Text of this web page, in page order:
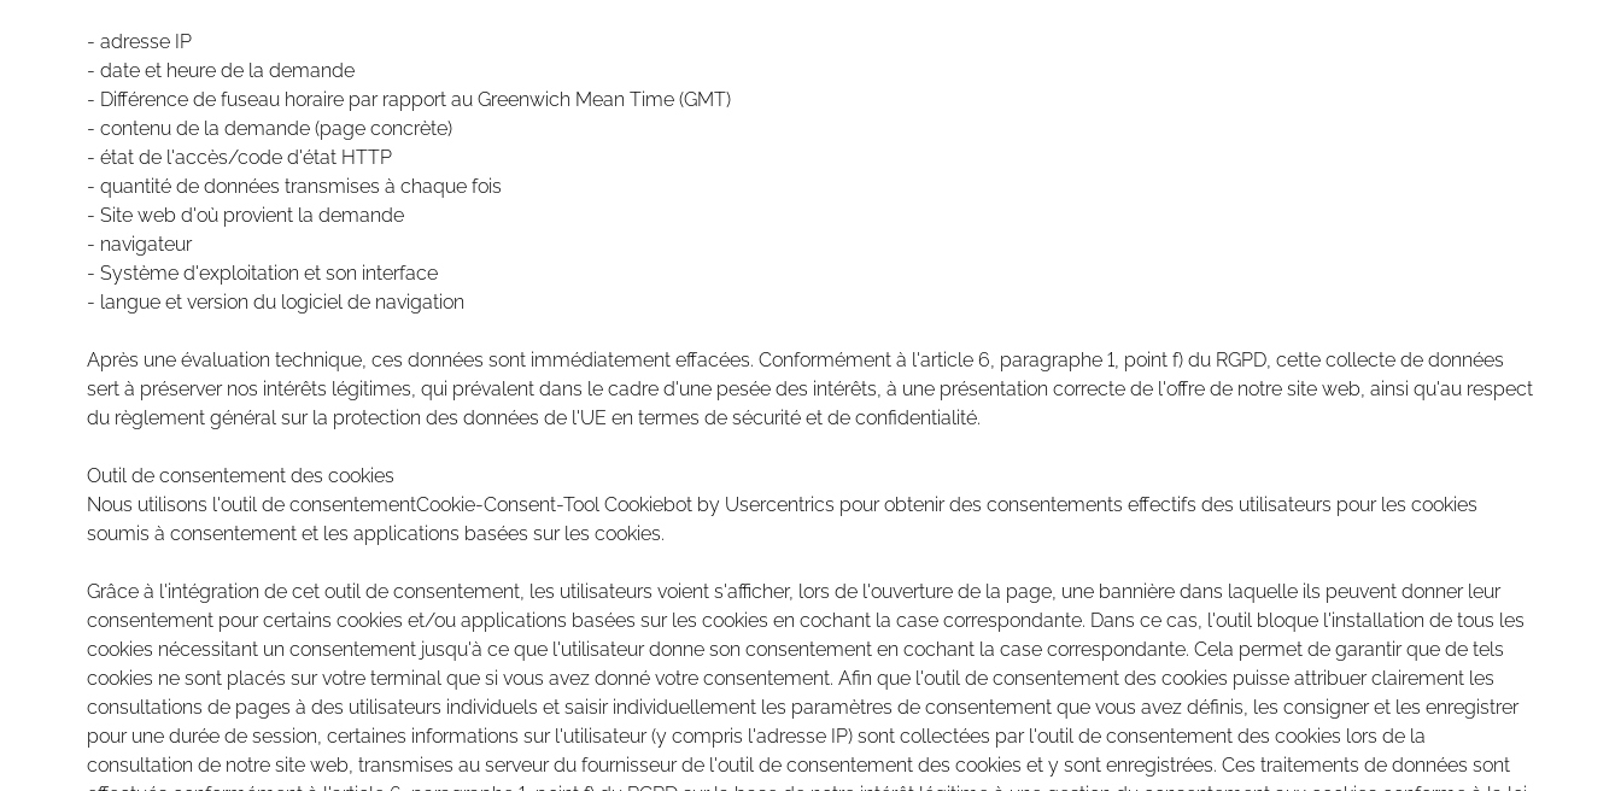
- adresse IP
- date et heure de la demande
- Différence de fuseau horaire par rapport au Greenwich Mean Time (GMT)
- contenu de la demande (page concrète)
- état de l'accès/code d'état HTTP
- quantité de données transmises à chaque fois
- Site web d'où provient la demande
- navigateur
- Système d'exploitation et son interface
- langue et version du logiciel de navigation
Après une évaluation technique, ces données sont immédiatement effacées. Conformément à l'article 6, paragraphe 1, point f) du RGPD, cette collecte de données
sert à préserver nos intérêts légitimes, qui prévalent dans le cadre d'une pesée des intérêts, à une présentation correcte de l'offre de notre site web, ainsi qu'au respect
du règlement général sur la protection des données de l'UE en termes de sécurité et de confidentialité.
Outil de consentement des cookies
Nous utilisons l'outil de consentementCookie-Consent-Tool Cookiebot by Usercentrics pour obtenir des consentements effectifs des utilisateurs pour les cookies
soumis à consentement et les applications basées sur les cookies.
Grâce à l'intégration de cet outil de consentement, les utilisateurs voient s'afficher, lors de l'ouverture de la page, une bannière dans laquelle ils peuvent donner leur
consentement pour certains cookies et/ou applications basées sur les cookies en cochant la case correspondante. Dans ce cas, l'outil bloque l'installation de tous les
cookies nécessitant un consentement jusqu'à ce que l'utilisateur donne son consentement en cochant la case correspondante. Cela permet de garantir que de tels
cookies ne sont placés sur votre terminal que si vous avez donné votre consentement. Afin que l'outil de consentement des cookies puisse attribuer clairement les
consultations de pages à des utilisateurs individuels et saisir individuellement les paramètres de consentement que vous avez définis, les consigner et les enregistrer
pour une durée de session, certaines informations sur l'utilisateur (y compris l'adresse IP) sont collectées par l'outil de consentement des cookies lors de la
consultation de notre site web, transmises au serveur du fournisseur de l'outil de consentement des cookies et y sont enregistrées. Ces traitements de données sont